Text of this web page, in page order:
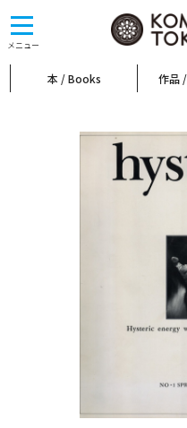
メニュー
toggle
navigation
本 / Books 作品